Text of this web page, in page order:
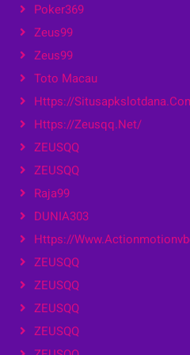
Poker369
Zeus99
Zeus99
Toto Macau
Https://
Https://zeusqq.net/
ZEUSQQ
ZEUSQQ
Raja99
DUNIA303
Https://
ZEUSQQ
ZEUSQQ
ZEUSQQ
ZEUSQQ